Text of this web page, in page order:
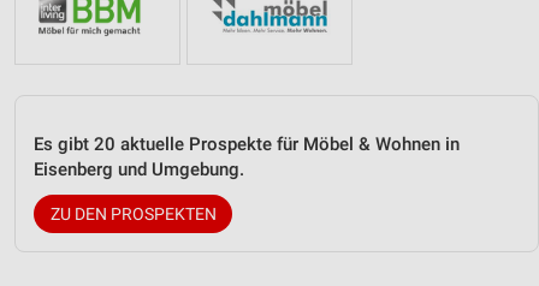
Es gibt 20 aktuelle Prospekte für Möbel & Wohnen in
Eisenberg und Umgebung.
ZU DEN PROSPEKTEN